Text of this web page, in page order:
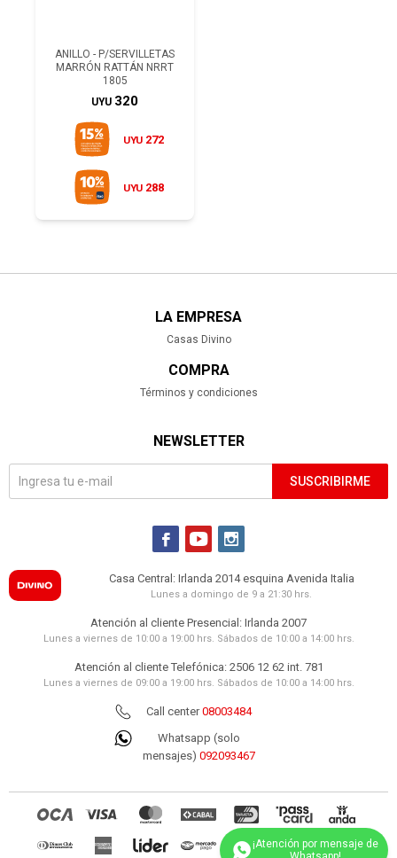
ANILLO - P/SERVILLETAS
MARRÓN RATTÁN NRRT
1805
UYU 320
UYU 272
UYU 288
LA EMPRESA
Casas Divino
COMPRA
Términos y condiciones
NEWSLETTER
SUSCRIBIRME
  
Casa Central: Irlanda 2014 esquina Avenida Italia
Lunes a domingo de 9 a 21:30 hrs.
Atención al cliente Presencial: Irlanda 2007
Lunes a viernes de 10:00 a 19:00 hrs. Sábados de 10:00 a 14:00 hrs.
Atención al cliente Telefónica: 2506 12 62 int. 781
Lunes a viernes de 09:00 a 19:00 hrs. Sábados de 10:00 a 14:00 hrs.
Call center08003484
Whatsapp (solo
mensajes) 092093467